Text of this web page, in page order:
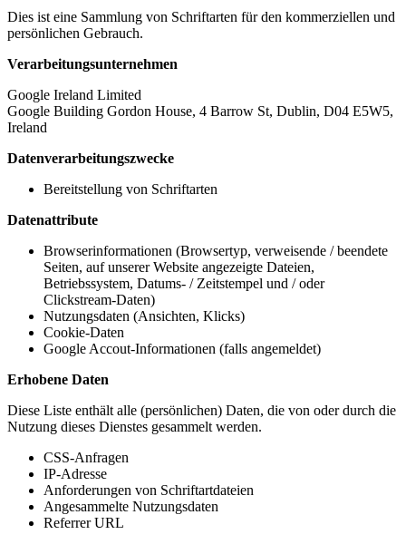
Dies ist eine Sammlung von Schriftarten für den kommerziellen und
persönlichen Gebrauch.
Verarbeitungsunternehmen
Google Ireland Limited
Google Building Gordon House, 4 Barrow St, Dublin, D04 E5W5,
Ireland
Datenverarbeitungszwecke
Bereitstellung von Schriftarten
Datenattribute
Browserinformationen (Browsertyp, verweisende / beendete
Seiten, auf unserer Website angezeigte Dateien,
Betriebssystem, Datums- / Zeitstempel und / oder
Clickstream-Daten)
Nutzungsdaten (Ansichten, Klicks)
Cookie-Daten
Google Accout-Informationen (falls angemeldet)
Erhobene Daten
Diese Liste enthält alle (persönlichen) Daten, die von oder durch die
Nutzung dieses Dienstes gesammelt werden.
CSS-Anfragen
IP-Adresse
Anforderungen von Schriftartdateien
Angesammelte Nutzungsdaten
Referrer URL